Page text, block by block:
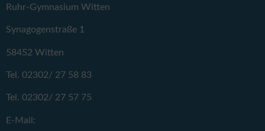
Ruhr-Gymnasium Witten
Synagogenstraße 1
58452 Witten
Tel. 02302/ 27 58 83
Tel. 02302/ 27 57 75
E-Mail: